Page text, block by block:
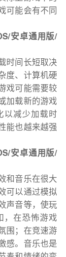
可能会有不同
安卓通用版/
时间长短取决
度、计算机硬
戏可能需要较
加载新的游戏
以减少加载时
能也越来越强
安卓通用版/
和音乐在很大
可以通过模拟
声音等，使玩
，在恐怖游戏
围；在竞速游
感。音乐也是